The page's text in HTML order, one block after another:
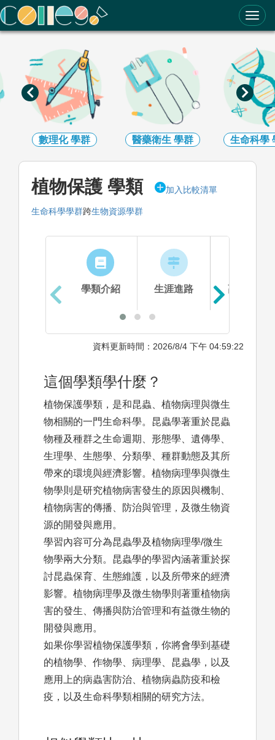
ColleGo! 大學選才與高中育才輔助系統
數理化學群 醫藥衛生 學群 生命科學
植物保護 學類 加入比較清單
生命科學學群跨生物資源學群
學類介紹 生涯進路 高中準備
資料更新時間：2026/8/4 下午 04:59:22
這個學類學什麼？
植物保護學類，是和昆蟲、植物病理與微生
物相關的一門生命科學。昆蟲學著重於昆蟲
物種及種群之生命週期、形態學、遺傳學、
生理學、生態學、分類學、種群動態及其所
帶來的環境與經濟影響。植物病理學與微生
物學則是研究植物病害發生的原因與機制、
植物病害的傳播、防治與管理，及微生物資
源的開發與應用。
學習內容可分為昆蟲學及植物病理學/微生
物學兩大分類。昆蟲學的學習內涵著重於探
討昆蟲保育、生態維護，以及所帶來的經濟
影響。植物病理學及微生物學則著重植物病
害的發生、傳播與防治管理和有益微生物的
開發與應用。
如果你學習植物保護學類，你將會學到基礎
的植物學、作物學、病理學、昆蟲學，以及
應用上的病蟲害防治、植物病蟲防疫和檢
疫，以及生命科學類相關的研究方法。